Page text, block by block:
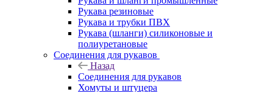
Рукава резиновые
Рукава и трубки ПВХ
Рукава (шланги) силиконовые и
полиуретановые
Соединения для рукавов
Назад
Соединения для рукавов
Хомуты и штуцера